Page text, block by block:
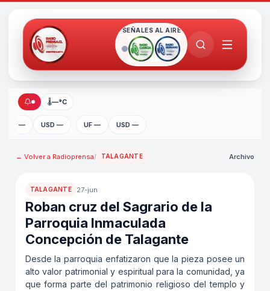
SEÑALES AL AIRE
🌡—°C
UF — USD — UF — USD —
← Volver a Radioprensa/ TALAGANTE Archivo
TALAGANTE 27-jun
Roban cruz del Sagrario de la
Parroquia Inmaculada
Concepción de Talagante
Desde la parroquia enfatizaron que la pieza posee un
alto valor patrimonial y espiritual para la comunidad, ya
que forma parte del patrimonio religioso del templo y